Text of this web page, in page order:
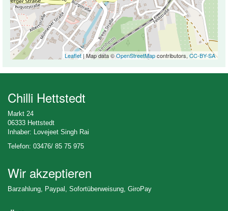
Leaflet| Map data ©OpenStreetMapcontributors, CC-BY-SA
Chilli Hettstedt
Markt 24
06333 Hettstedt
Inhaber: Lovejeet Singh Rai
Telefon: 03476/ 85 75 975
Wir akzeptieren
Barzahlung, Paypal, Sofortüberweisung, GiroPay